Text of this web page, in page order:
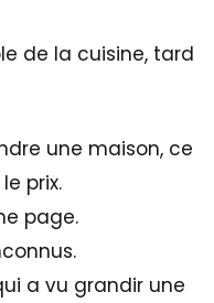
de la cuisine, tard
une maison, ce
prix.
page.
a vu grandir une